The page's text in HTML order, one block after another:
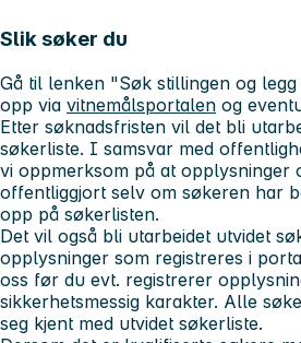
Slik søker du
Gå til lenken "Søk stillingen og
opp via vitnemålsportalen og
Etter søknadsfristen vil det bli
søkerliste. I samsvar med
vi oppmerksom på at opplysninger
offentliggjort selv om søkeren har
opp på søkerlisten.
Det vil også bli utarbeidet utvidet
opplysninger som registreres i
oss før du evt. registrerer
sikkerhetsmessig karakter. Alle
seg kjent med utvidet søkerliste.